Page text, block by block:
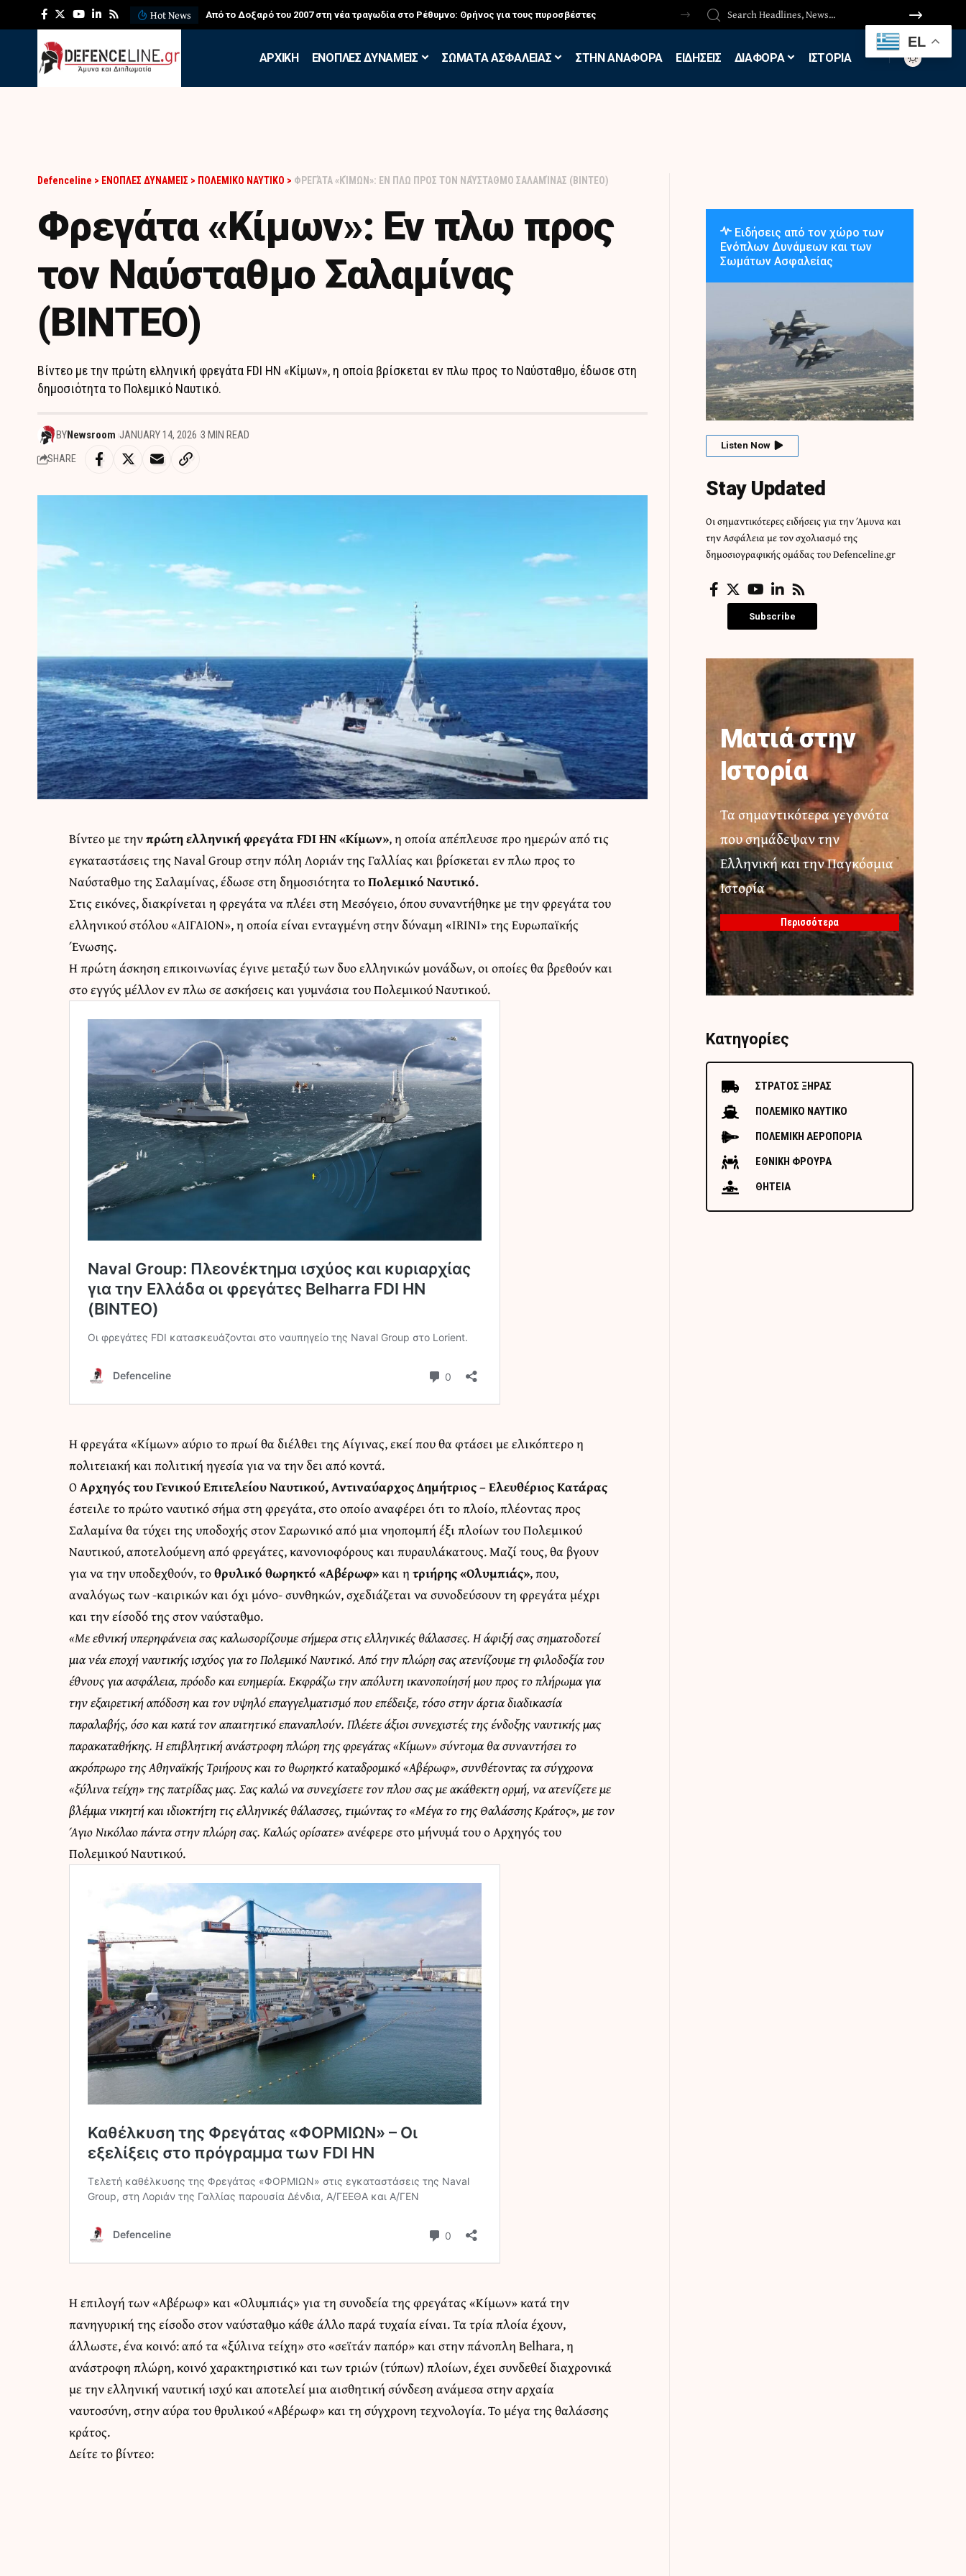
Hot News Από το Δοξαρό του 2007 στη νέα τραγωδία στο Ρέθυμνο: Θρήνος για τους πυροσβέστες
APXIKH ΕΝΟΠΛΕΣ ΔΥΝΑΜΕΙΣ ΣΩΜΑΤΑ ΑΣΦΑΛΕΙΑΣ ΣΤΗΝ ΑΝΑΦΟΡΑ ΕΙΔΗΣΕΙΣ ΔΙΑΦΟΡΑ ΙΣΤΟΡΙΑ
Defenceline > ΕΝΟΠΛΕΣ ΔΥΝΑΜΕΙΣ > ΠΟΛΕΜΙΚΟ ΝΑΥΤΙΚΟ > ΦΡΕΓΆΤΑ «ΚΊΜΩΝ»: ΕΝ ΠΛΩ ΠΡΟΣ ΤΟΝ ΝΑΎΣΤΑΘΜΟ ΣΑΛΑΜΊΝΑΣ (ΒΙΝΤΕΟ)
Φρεγάτα «Κίμων»: Εν πλω προς
τον Ναύσταθμο Σαλαμίνας
(ΒΙΝΤΕΟ)
Βίντεο με την πρώτη ελληνική φρεγάτα FDI HN «Κίμων», η οποία βρίσκεται εν πλω προς το Ναύσταθμο, έδωσε στη
δημοσιότητα το Πολεμικό Ναυτικό.
BYNewsroom JANUARY 14, 2026 3 MIN READ
SHARE
Βίντεο με τηνπρώτη ελληνική φρεγάτα FDI HN «Κίμων», η οποία απέπλευσε προ ημερών από τις
εγκαταστάσεις της Naval Group στην πόλη Λοριάν της Γαλλίας και βρίσκεται εν πλω προς το
Ναύσταθμο της Σαλαμίνας, έδωσε στη δημοσιότητα τοΠολεμικό Ναυτικό.
Στις εικόνες, διακρίνεται η φρεγάτα να πλέει στη Μεσόγειο, όπου συναντήθηκε με την φρεγάτα του
ελληνικού στόλου «ΑΙΓΑΙΟΝ», η οποία είναι ενταγμένη στην δύναμη «IRINI» της Ευρωπαϊκής
Ένωσης.
Η πρώτη άσκηση επικοινωνίας έγινε μεταξύ των δυο ελληνικών μονάδων, οι οποίες θα βρεθούν και
στο εγγύς μέλλον εν πλω σε ασκήσεις και γυμνάσια του Πολεμικού Ναυτικού.
Η φρεγάτα «Κίμων» αύριο το πρωί θα διέλθει της Αίγινας, εκεί που θα φτάσει με ελικόπτερο η
πολιτειακή και πολιτική ηγεσία για να την δει από κοντά.
ΟΑρχηγός του Γενικού Επιτελείου Ναυτικού, Αντιναύαρχος Δημήτριος – Ελευθέριος Κατάρας
έστειλε το πρώτο ναυτικό σήμα στη φρεγάτα, στο οποίο αναφέρει ότι το πλοίο, πλέοντας προς
Σαλαμίνα θα τύχει της υποδοχής στον Σαρωνικό από μια νηοπομπή έξι πλοίων του Πολεμικού
Ναυτικού, αποτελούμενη από φρεγάτες, κανονιοφόρους και πυραυλάκατους. Μαζί τους, θα βγουν
για να την υποδεχθούν, τοθρυλικό θωρηκτό «Αβέρωφ»και ητριήρης «Ολυμπιάς», που,
αναλόγως των -καιρικών και όχι μόνο- συνθηκών, σχεδιάζεται να συνοδεύσουν τη φρεγάτα μέχρι
και την είσοδό της στον ναύσταθμο.
«Με εθνική υπερηφάνεια σας καλωσορίζουμε σήμερα στις ελληνικές θάλασσες. Η άφιξή σας σηματοδοτεί
μια νέα εποχή ναυτικής ισχύος για το Πολεμικό Ναυτικό. Από την πλώρη σας ατενίζουμε τη φιλοδοξία του
έθνους για ασφάλεια, πρόοδο και ευημερία. Εκφράζω την απόλυτη ικανοποίησή μου προς το πλήρωμα για
την εξαιρετική απόδοση και τον υψηλό επαγγελματισμό που επέδειξε, τόσο στην άρτια διαδικασία
παραλαβής, όσο και κατά τον απαιτητικό επαναπλούν. Πλέετε άξιοι συνεχιστές της ένδοξης ναυτικής μας
παρακαταθήκης. Η επιβλητική ανάστροφη πλώρη της φρεγάτας «Κίμων» σύντομα θα συναντήσει το
ακρόπρωρο της Αθηναϊκής Τριήρους και το θωρηκτό καταδρομικό «Αβέρωφ», συνθέτοντας τα σύγχρονα
«ξύλινα τείχη» της πατρίδας μας. Σας καλώ να συνεχίσετε τον πλου σας με ακάθεκτη ορμή, να ατενίζετε με
βλέμμα νικητή και ιδιοκτήτη τις ελληνικές θάλασσες, τιμώντας το «Μέγα το της Θαλάσσης Κράτος», με τον
Άγιο Νικόλαο πάντα στην πλώρη σας. Καλώς ορίσατε»ανέφερε στο μήνυμά του ο Αρχηγός του
Πολεμικού Ναυτικού.
Η επιλογή των «Αβέρωφ» και «Ολυμπιάς» για τη συνοδεία της φρεγάτας «Κίμων» κατά την
πανηγυρική της είσοδο στον ναύσταθμο κάθε άλλο παρά τυχαία είναι. Τα τρία πλοία έχουν,
άλλωστε, ένα κοινό: από τα «ξύλινα τείχη» στο «σεϊτάν παπόρ» και στην πάνοπλη Belhara, η
ανάστροφη πλώρη, κοινό χαρακτηριστικό και των τριών (τύπων) πλοίων, έχει συνδεθεί διαχρονικά
με την ελληνική ναυτική ισχύ και αποτελεί μια αισθητική σύνδεση ανάμεσα στην αρχαία
ναυτοσύνη, στην αύρα του θρυλικού «Αβέρωφ» και τη σύγχρονη τεχνολογία. Το μέγα της θαλάσσης
κράτος.
Δείτε το βίντεο:
Ειδήσεις από τον χώρο των
Ενόπλων Δυνάμεων και των
Σωμάτων Ασφαλείας
Listen Now
Stay Updated
Οι σημαντικότερες ειδήσεις για την Άμυνα και
την Ασφάλεια με τον σχολιασμό της
δημοσιογραφικής ομάδας του Defenceline.gr
Subscribe
Ματιά στην
Ιστορία
Τα σημαντικότερα γεγονότα
που σημάδεψαν την
Ελληνική και την Παγκόσμια
Ιστορία
Περισσότερα
Κατηγορίες
ΣΤΡΑΤΟΣ ΞΗΡΑΣ
ΠΟΛΕΜΙΚΟ ΝΑΥΤΙΚΟ
ΠΟΛΕΜΙΚΗ ΑΕΡΟΠΟΡΙΑ
ΕΘΝΙΚΗ ΦΡΟΥΡΑ
ΘΗΤΕΙΑ
EL